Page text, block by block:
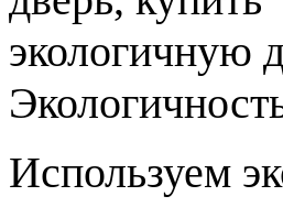
Используем